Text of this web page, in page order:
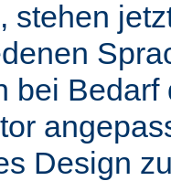
stehen
bei Bedarf
Design